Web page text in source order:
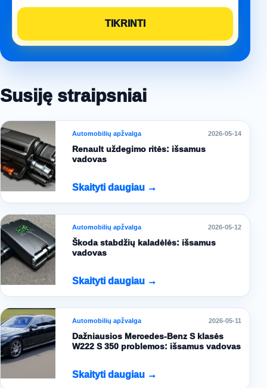
Susiję straipsniai
Automobilių apžvalga 2026-05-14
Renault uždegimo ritės: išsamus
vadovas
Skaityti daugiau →
Automobilių apžvalga 2026-05-12
Škoda stabdžių kaladėlės: išsamus
vadovas
Skaityti daugiau →
Automobilių apžvalga 2026-05-11
Dažniausios Mercedes-Benz S klasės
W222 S 350 problemos: išsamus vadovas
Skaityti daugiau →